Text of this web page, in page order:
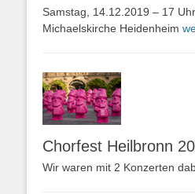
Samstag, 14.12.2019 – 17 Uhr
Michaelskirche Heidenheim
Chorfest Heilbronn
Wir waren mit 2 Konzerten